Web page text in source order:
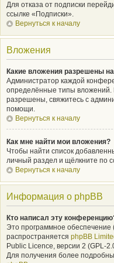
Для отказа от подписки
ссылке «Подписки».
Вернуться к началу
Вложения
Какие вложения разрешены
Администратор каждой
определённые типы вложений.
разрешены, свяжитесь с
помощи.
Вернуться к началу
Как мне найти мои вложения?
Чтобы найти список
личный раздел и щёлкните по
Вернуться к началу
Информация о phpBB
Кто написал эту
Это программное обеспечение
распространяется phpBB
Public Licence, версии 2 (GPL-
Для получения более